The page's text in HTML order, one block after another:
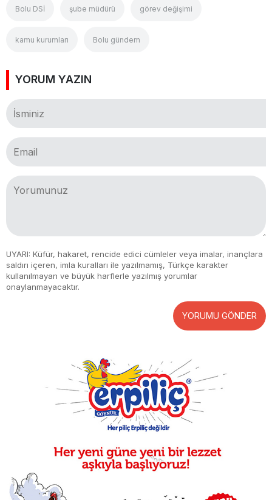
Bolu DSİ şube müdürü görev değişimi
kamu kurumları Bolu gündem
YORUM YAZIN
UYARI: Küfür, hakaret, rencide edici cümleler veya imalar, inançlara
saldırı içeren, imla kuralları ile yazılmamış, Türkçe karakter
kullanılmayan ve büyük harflerle yazılmış yorumlar
onaylanmayacaktır.
YORUMU GÖNDER